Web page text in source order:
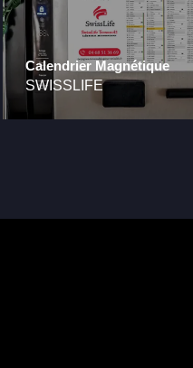
Calendrier Magnétique
SWISSLIFE